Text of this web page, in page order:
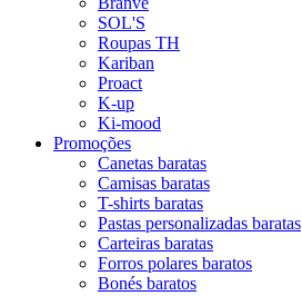
SOL'S
Roupas TH
Kariban
Proact
K-up
Ki-mood
Promoções
Canetas baratas
Camisas baratas
T-shirts baratas
Pastas personalizadas baratas
Carteiras baratas
Forros polares baratos
Bonés baratos